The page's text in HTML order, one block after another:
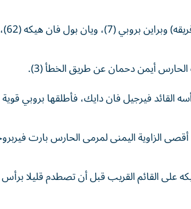
في المواجهة الأولى، سيطرت هولندا وسجل لها إلياس السخيري (3 خطأ في مرمى فريقه) وبراين بروبي (7)، ويان بول فان هيكه (62)،
أيمن دحمان عن طريق الخطأ (3).
القائد فيرجيل فان دايك، فأطلقها بروبي
الزاوية اليمنى لمرمى الحارس بارت
على القائم القريب قبل أن تصطدم قليلا